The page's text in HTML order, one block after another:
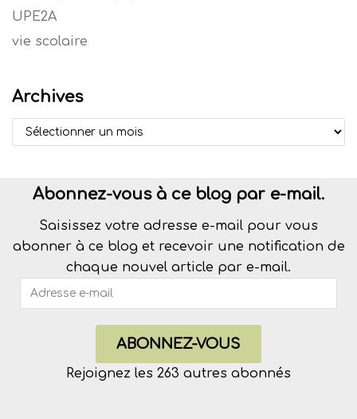
UPE2A
vie scolaire
Archives
Abonnez-vous à ce blog par e-mail.
Saisissez votre adresse e-mail pour vous
abonner à ce blog et recevoir une notification de
chaque nouvel article par e-mail.
ABONNEZ-VOUS
Rejoignez les 263 autres abonnés